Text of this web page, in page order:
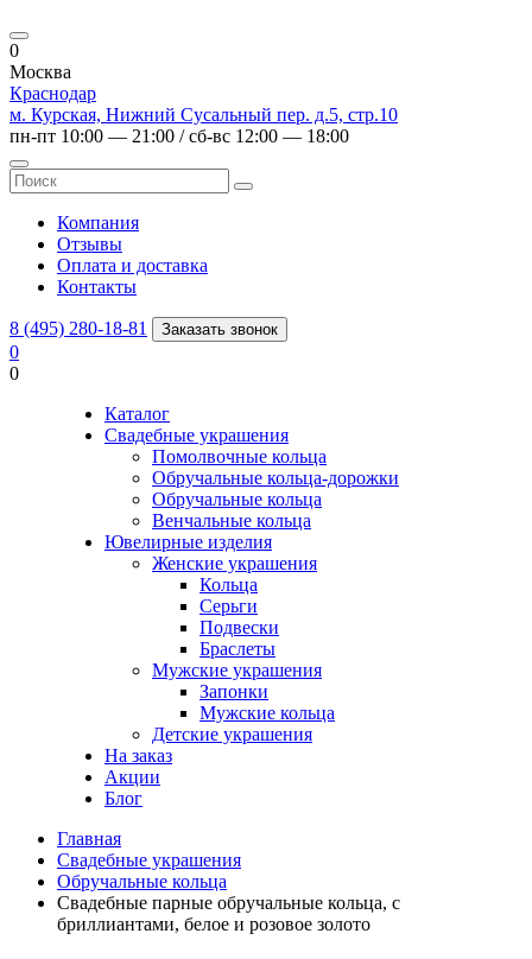
0
Москва
Краснодар
м. Курская, Нижний Сусальный пер. д.5, стр.10
пн-пт 10:00 — 21:00 / сб-вс 12:00 — 18:00
Компания
Отзывы
Оплата и доставка
Контакты
8 (495) 280-18-81 Заказать звонок
0
0
Каталог
Свадебные украшения
Помолвочные кольца
Обручальные кольца-дорожки
Обручальные кольца
Венчальные кольца
Ювелирные изделия
Женские украшения
Кольца
Серьги
Подвески
Браслеты
Мужские украшения
Запонки
Мужские кольца
Детские украшения
На заказ
Акции
Блог
Главная
Свадебные украшения
Обручальные кольца
Свадебные парные обручальные кольца, с
бриллиантами, белое и розовое золото